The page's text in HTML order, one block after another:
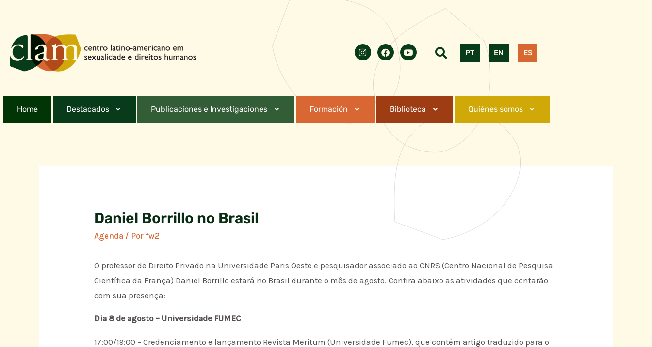
PT EN ES
Home Destacados Publicaciones e Investigaciones Formación Biblioteca Quiénes somos
Daniel Borrillo no Brasil
Agenda / Porfw2
O professor de Direito Privado na Universidade Paris Oeste e pesquisador associado ao CNRS (Centro Nacional de Pesquisa
Científica da França) Daniel Borrillo estará no Brasil durante o mês de agosto. Confira abaixo as atividades que contarão
com sua presença:
Dia 8 de agosto – Universidade FUMEC
17:00/19:00 – Credenciamento e lançamento Revista Meritum (Universidade Fumec), que contém artigo traduzido para o